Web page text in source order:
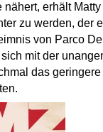
erhält
zu werden, der
von Parco
mit der
das